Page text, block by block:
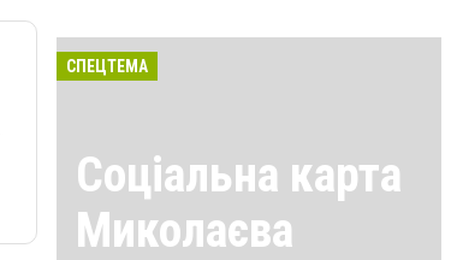
СПЕЦТЕМА
Соціальна карта
Миколаєва